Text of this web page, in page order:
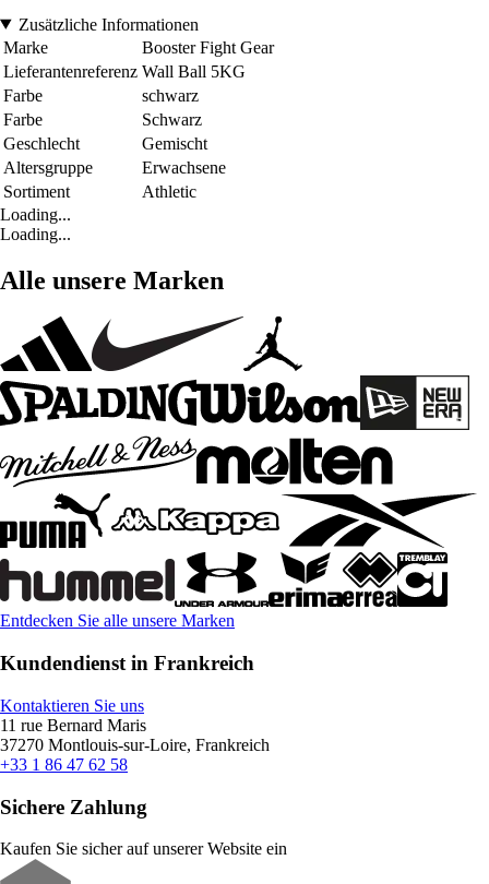
Zusätzliche Informationen
Marke
Booster Fight Gear
Lieferantenreferenz Wall Ball 5KG
Farbe
schwarz
Farbe
Schwarz
Geschlecht
Gemischt
Altersgruppe
Erwachsene
Sortiment
Athletic
Loading...
Loading...
Alle unsere Marken
Entdecken Sie alle unsere Marken
Kundendienst in Frankreich
Kontaktieren Sie uns
11 rue Bernard Maris
37270 Montlouis-sur-Loire, Frankreich
+33 1 86 47 62 58
Sichere Zahlung
Kaufen Sie sicher auf unserer Website ein